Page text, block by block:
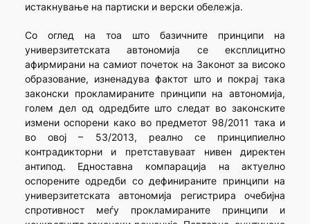
истакнување на партиски и верски обележја.
Со оглед на тоа што базичните принципи на
универзитетската автономија се експлицитно
афирмирани на самиот почеток на Законот за високо
образование, изненадува фактот што и покрај така
законски прокламираните принципи на автономија,
голем дел од одредбите што следат во законските
измени оспорени како во предметот 98/2011 така и
во овој – 53/2013, реално се принципиелно
контрадикторни и претставуваат нивен директен
антипод. Едноставна компарација на актуелно
оспорените одредби со дефинираните принципи на
универзитетската автономија регистрира очебијна
спротивност меѓу прокламираните принципи и